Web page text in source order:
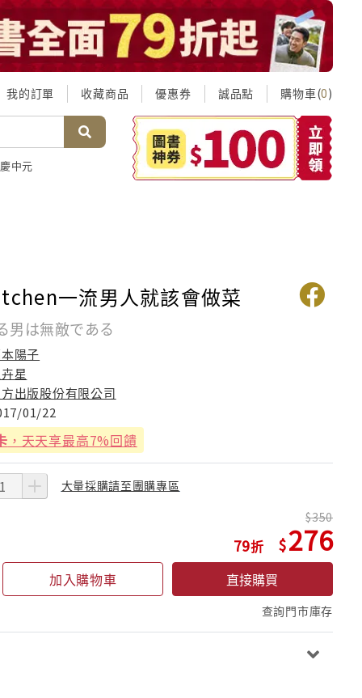
我的訂單 收藏商品 優惠券 誠品點 購物車(0)
中元
一流男人就該會做菜
男は無敵である
陽子
星
出版股份有限公司
01/22
，天天享最高7%回饋
大量採購請至團購專區
79
350
276
加入購物車 直接購買
查詢門市庫存